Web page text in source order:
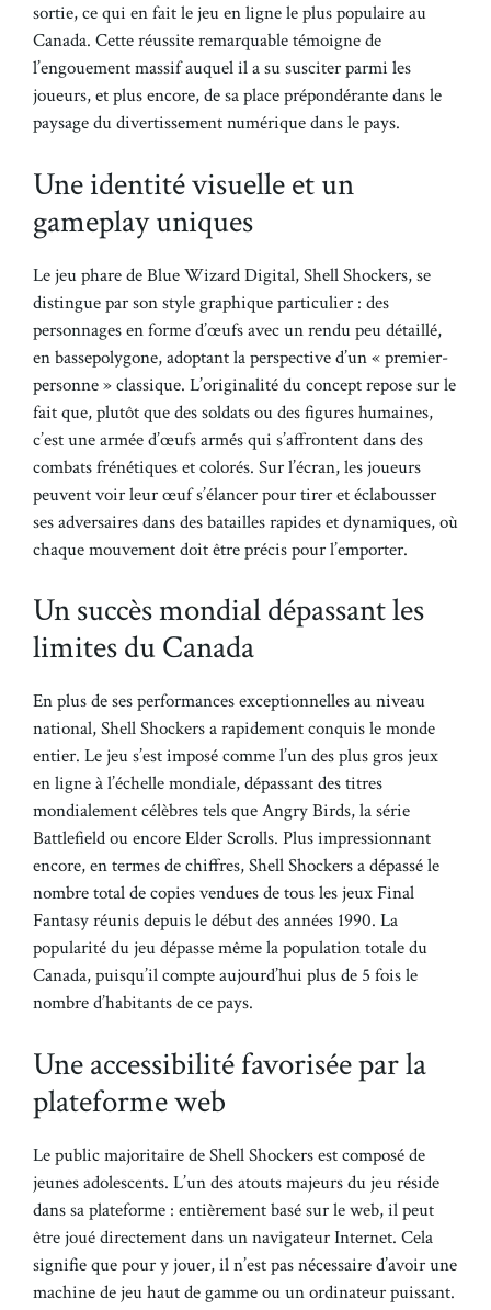
sortie, ce qui en fait le jeu en ligne le plus populaire au
Canada. Cette réussite remarquable témoigne de
l’engouement massif auquel il a su susciter parmi les
joueurs, et plus encore, de sa place prépondérante dans le
paysage du divertissement numérique dans le pays.
Une identité visuelle et un
gameplay uniques
Le jeu phare de Blue Wizard Digital, Shell Shockers, se
distingue par son style graphique particulier : des
personnages en forme d’œufs avec un rendu peu détaillé,
en bassepolygone, adoptant la perspective d’un « premier-
personne » classique. L’originalité du concept repose sur le
fait que, plutôt que des soldats ou des figures humaines,
c’est une armée d’œufs armés qui s’affrontent dans des
combats frénétiques et colorés. Sur l’écran, les joueurs
peuvent voir leur œuf s’élancer pour tirer et éclabousser
ses adversaires dans des batailles rapides et dynamiques, où
chaque mouvement doit être précis pour l’emporter.
Un succès mondial dépassant les
limites du Canada
En plus de ses performances exceptionnelles au niveau
national, Shell Shockers a rapidement conquis le monde
entier. Le jeu s’est imposé comme l’un des plus gros jeux
en ligne à l’échelle mondiale, dépassant des titres
mondialement célèbres tels que Angry Birds, la série
Battlefield ou encore Elder Scrolls. Plus impressionnant
encore, en termes de chiffres, Shell Shockers a dépassé le
nombre total de copies vendues de tous les jeux Final
Fantasy réunis depuis le début des années 1990. La
popularité du jeu dépasse même la population totale du
Canada, puisqu’il compte aujourd’hui plus de 5 fois le
nombre d’habitants de ce pays.
Une accessibilité favorisée par la
plateforme web
Le public majoritaire de Shell Shockers est composé de
jeunes adolescents. L’un des atouts majeurs du jeu réside
dans sa plateforme : entièrement basé sur le web, il peut
être joué directement dans un navigateur Internet. Cela
signifie que pour y jouer, il n’est pas nécessaire d’avoir une
machine de jeu haut de gamme ou un ordinateur puissant.